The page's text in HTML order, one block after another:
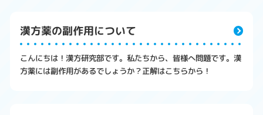
漢方薬の副作用について
こんにちは！漢方研究部です。私たちから、皆様へ問題です。漢
方薬には副作用があるでしょうか？正解はこちらから！